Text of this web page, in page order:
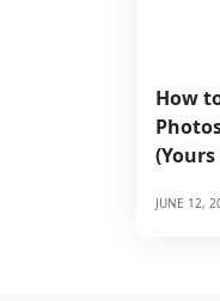
JUNE 12,
How